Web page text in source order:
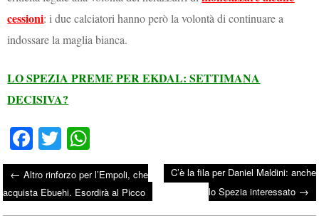
cessioni: i due calciatori hanno però la volontà di continuare a
indossare la maglia bianca.
LO SPEZIA PREME PER EKDAL: SETTIMANA
DECISIVA?
Fa
ce
bo
ok
T
wi
tte
r
ha
ts
A
Post navigation
← Altro rinforzo per l’Empoli, che
acquista Ebuehi. Esordirà al Picco
C’è la fila per Daniel Maldini: anche
lo Spezia interessato →